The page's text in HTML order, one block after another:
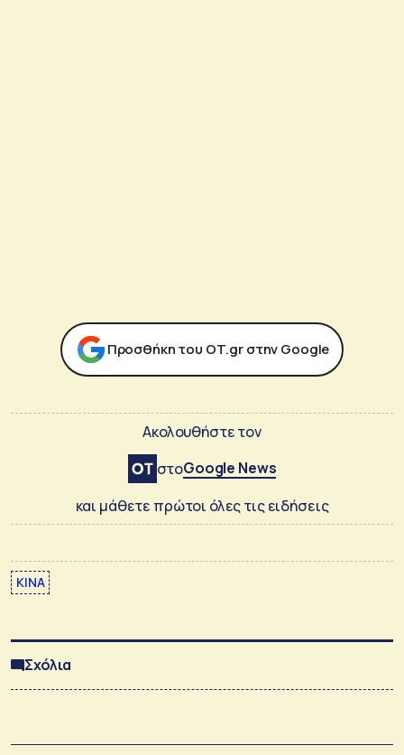
Προσθήκη του ΟΤ.gr στην Google
Ακολουθήστε τον
στοGoogle News
και μάθετε πρώτοι όλες τις ειδήσεις
ΚΙΝΑ
Σχόλια